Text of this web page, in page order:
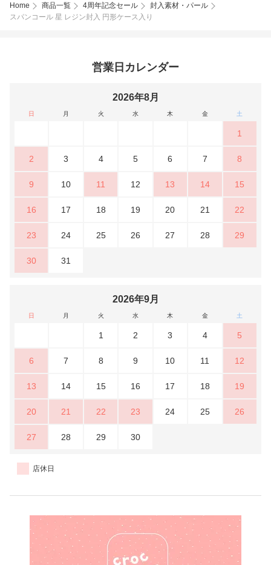
Home
商品一覧 4周年記念セール
封入素材・パール
スパンコール 星 レジン封入 円形ケース入り
営業日カレンダー
2026年8月
日 月 火 水 木 金 土
1
2 3 4 5 6 7 8
9 10 11 12 13 14 15
16 17 18 19 20 21 22
23 24 25 26 27 28 29
30 31
2026年9月
日 月 火 水 木 金 土
1 2 3 4 5
6 7 8 9 10 11 12
13 14 15 16 17 18 19
20 21 22 23 24 25 26
27 28 29 30
店休日